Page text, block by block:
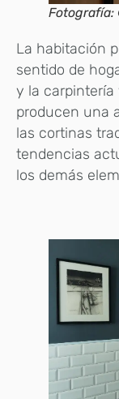
Fotografía:
La habitación
sentido de
y la carpintería
producen una
las cortinas
tendencias
los demás